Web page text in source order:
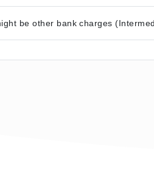
be other bank charges